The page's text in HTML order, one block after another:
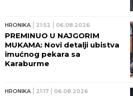
HRONIKA 21:52 06.08.2026
PREMINUO U NAJGORIM
MUKAMA: Novi detalji ubistva
imućnog pekara sa
Karaburme
HRONIKA 21:17 06.08.2026